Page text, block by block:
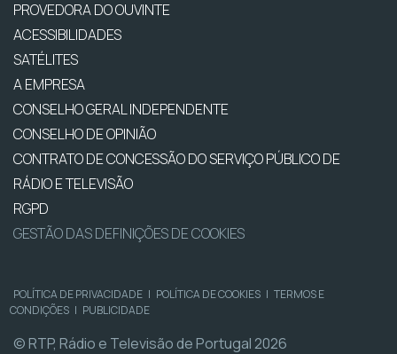
PROVEDORA DO OUVINTE
ACESSIBILIDADES
SATÉLITES
A EMPRESA
CONSELHO GERAL INDEPENDENTE
CONSELHO DE OPINIÃO
CONTRATO DE CONCESSÃO DO SERVIÇO PÚBLICO DE
RÁDIO E TELEVISÃO
RGPD
GESTÃO DAS DEFINIÇÕES DE COOKIES
POLÍTICA DE PRIVACIDADE | POLÍTICA DE COOKIES | TERMOS E
CONDIÇÕES | PUBLICIDADE
© RTP, Rádio e Televisão de Portugal 2026